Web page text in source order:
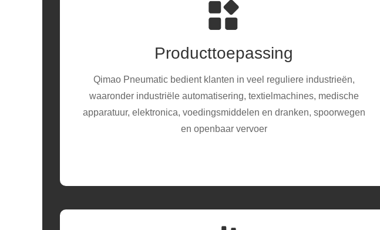
Producttoepassing
Qimao Pneumatic bedient klanten in veel reguliere industrieën,
waaronder industriële automatisering, textielmachines, medische
apparatuur, elektronica, voedingsmiddelen en dranken, spoorwegen
en openbaar vervoer